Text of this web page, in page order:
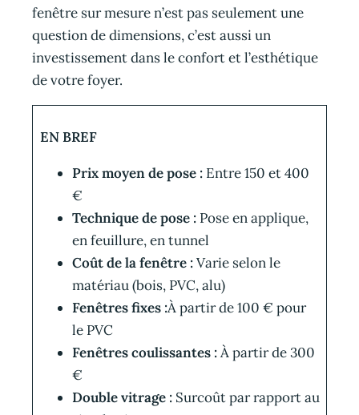
fenêtre sur mesure n’est pas seulement une
question de dimensions, c’est aussi un
investissement dans le confort et l’esthétique
de votre foyer.
EN BREF
Prix moyen de pose :Entre 150 et 400
€
Technique de pose :Pose en applique,
en feuillure, en tunnel
Coût de la fenêtre :Varie selon le
matériau (bois, PVC, alu)
Fenêtres fixes :À partir de 100 € pour
le PVC
Fenêtres coulissantes :À partir de 300
€
Double vitrage :Surcoût par rapport au